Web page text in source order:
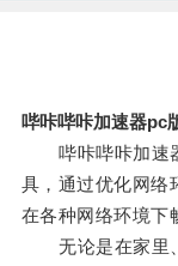
哔咔哔咔加速器pc
哔咔哔咔加速器
具，通过优化网络
在各种网络环境下
无论是在家里、